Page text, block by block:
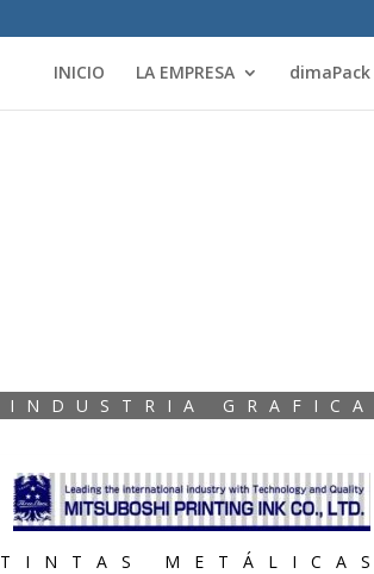
INICIO LA EMPRESA dimaPack
INDUSTRIA GRAFICA
TINTAS METÁLICAS